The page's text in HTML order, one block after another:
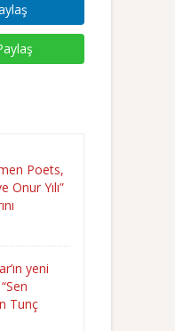
Poets,
Onur Yılı”
yeni
“Sen
Tunç